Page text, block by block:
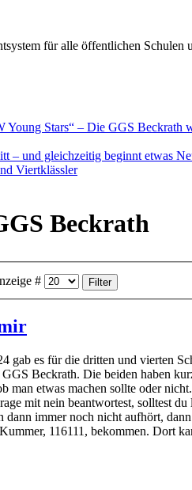
für alle öffentlichen Schulen
Young Stars“ – Die GGS Beckrath
– und gleichzeitig beginnt etwas
Viertklässler
Beckrath
# Filter
gab es für die dritten und vierten
Beckrath. Die beiden haben
man etwas machen sollte oder
mit nein beantwortest, solltest
dann immer noch nicht aufhört,
116111, bekommen. Dort